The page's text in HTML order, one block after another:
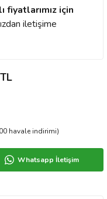
fiyatlarımız için
iletişime
havale indirimi)
Whatsapp İletişim